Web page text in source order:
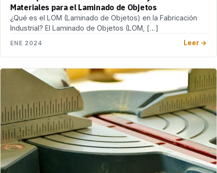
Materiales para el Laminado de Objetos
¿Qué es el LOM (Laminado de Objetos) en la Fabricación
Industrial? El Laminado de Objetos (LOM, […]
ENE 2024 Leer →